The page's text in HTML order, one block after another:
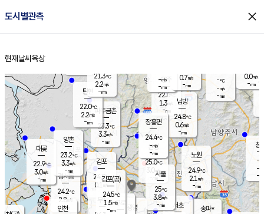
도시별관측 close
홈
현재날씨 육상
양주
22.6℃
1.3
-mm
경서동
24.2℃
2.8 m/s
-mm
파주금촌
23.3℃
3.3m/s
-mm
-℃
-m/s
-mm
대곶
22.9℃
3.0m/s
-mm
창
-
-m/
-
탄현
22.0℃
2.2m/s
-mm
0.0m/s
-mm
김포
24.9℃
0.1 m/s
mm
광명
부천
양촌
23.2℃
3.3m/s
-mm
구로
은평
25.0℃
3.0 m/s
- mm
노원
24.9℃
2.1 m/s
-mm
송파*
서초
남방
24.8℃
0.6m/s
-mm
장흥면
24.4℃
-m/s
-mm
-m/s
-mm
김포(공)
24.5℃
1.5m/s
-mm
인천
서울
25℃
3.8m/s
-mm
21.3℃
2.2m/s
-mm
0.7m/s
-mm